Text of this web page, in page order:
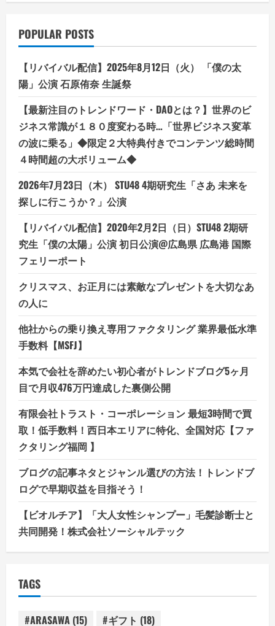
POPULAR POSTS
【リバイバル配信】2025年8月12日（火） 「僕の太
陽」公演 石原侑奈 生誕祭
【最新注目のトレンドワード・DAOとは？】世界のビ
ジネス常識が１８０度変わる時…「世界ビジネス変革
の波に乗る」◆限定２大特典付きでコンテンツ総時間
４時間超の大ボリューム◆
2026年7月23日（木） STU48 4期研究生「さあ 未来を
探しに行こうか？」公演
【リバイバル配信】2020年2月2日（日）STU48 2期研
究生「僕の太陽」公演 初日公演@広島県 広島港 国際
フェリーポート
クリスマス、お正月には素敵なプレゼントを大切なあ
の人に
他社からの乗り換え専用ファクタリング 業界最低水準
手数料【MSFJ】
本気で会社を辞めたい初心者がトレンドブログ5ヶ月
目で月収476万円達成した裏側公開
有限会社トラスト・コーポレーション 最短3時間で買
取！低手数料！西日本エリアに特化、全国対応【ファ
クタリング福岡 】
ブログの記事ネタとジャンル選びの方法！トレンドブ
ログで早期収益を目指そう！
【ビオルチア】「大人女性シャンプー」毛髪診断士と
共同開発！株式会社ソーシャルテック
TAGS
#ARASAWA (15) #ギフト (18)